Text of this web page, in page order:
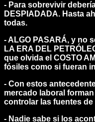
- Para sobrevivir
DESPIADADA. Hasta
todas.
- ALGO PASARÁ, y no
LA ERA DEL
que olvida el COSTO
fósiles como si fueran
- Con estos
mercado laboral
controlar las fuentes
- Nadie sabe si los